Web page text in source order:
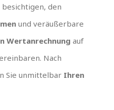
den
und veräußerbare
Wertanrechnung auf
Nach
Sie unmittelbar Ihren